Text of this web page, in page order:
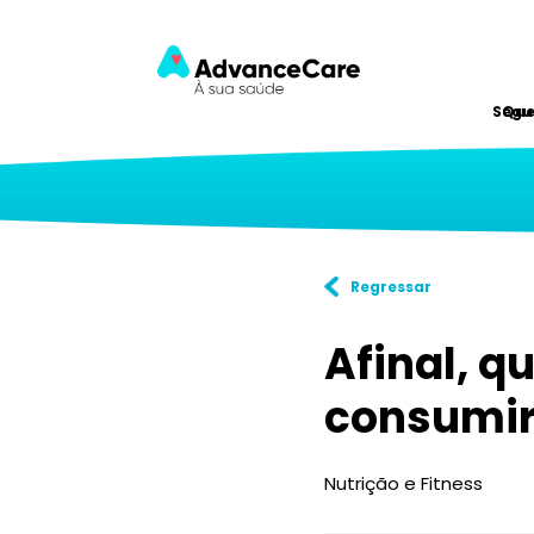
Regressar
Afinal,
Nutrição e Fitness